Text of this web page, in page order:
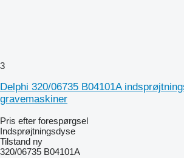
3
Delphi 320/06735 B04101A
gravemaskiner
Pris efter forespørgsel
Indsprøjtningsdyse
Tilstand ny
320/06735 B04101A